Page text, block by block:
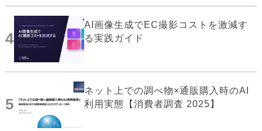
4
AI画像生成でEC撮影コストを激減す
る実践ガイド
5
ネット上での調べ物×通販購入時のAI
利用実態【消費者調査 2025】